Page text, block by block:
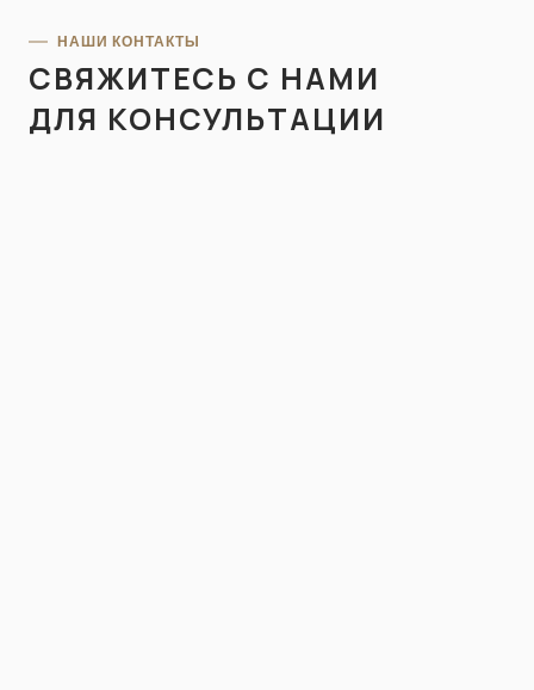
НАШИ КОНТАКТЫ
СВЯЖИТЕСЬ С НАМИ
ДЛЯ КОНСУЛЬТАЦИИ
МЫ СВЯЖЕМСЯ С ВАМИ В БЛИЖАЙШЕЕ ВРЕМЯ
СВЯЖИТЕСЬ С НАМИ